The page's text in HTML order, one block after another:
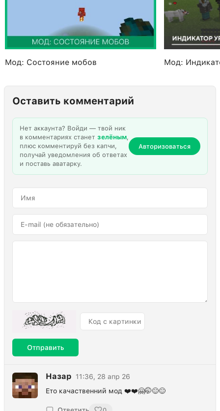
Мод: Состояние мобов Мод:
Оставить комментарий
Нет аккаунта? Войди — твой ник
в комментариях станет зелёным,
плюс комментируй без капчи,
получай уведомления об ответах
и поставь аватарку.
Авторизоваться
Отправить
Назар
11:36, 28 апр 26
Ето качаственний мод ❤️❤️🤗🤭😊😊